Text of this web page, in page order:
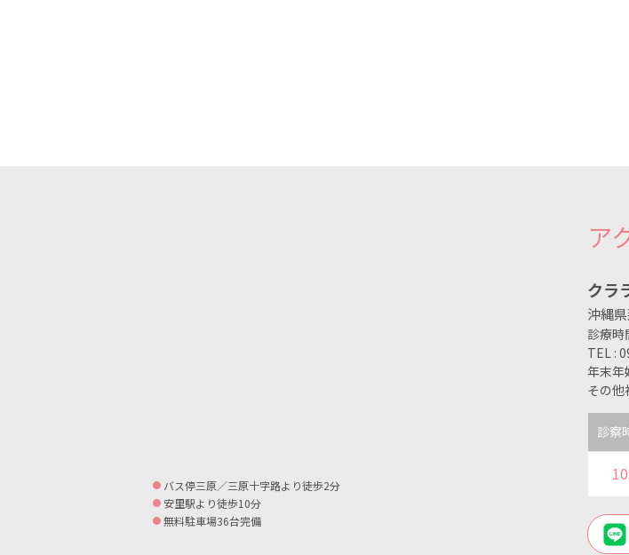
バス停三原／三原十字路より徒歩2分
安里駅より徒歩10分
無料駐車場36台完備
ア
クラ
沖縄
診療時
TEL :
年末年
その他
診察